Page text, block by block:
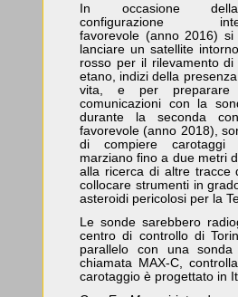
In occasione
configurazione
favorevole (anno 2016) si
lanciare un satellite
rosso per il rilevamento
etano, indizi della
vita, e per
comunicazioni con la
durante la seconda
favorevole (anno 2018),
di compiere carotaggi
marziano fino a due metri
alla ricerca di altre tracce
collocare strumenti in
asteroidi pericolosi per la
Le sonde sarebbero
centro di controllo di
parallelo con una sonda
chiamata MAX-C,
carotaggio è progettato in